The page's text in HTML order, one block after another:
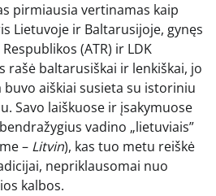
pirmiausia vertinamas kaip
Lietuvoje ir Baltarusijoje, gynęs
(ATR) ir LDK
rašė baltarusiškai ir lenkiškai, jo
aiškiai susieta su istoriniu
Savo laiškuose ir įsakymuose
vadino „lietuviais”
– Litvin), kas tuo metu reiškė
nepriklausomai nuo
kalbos.